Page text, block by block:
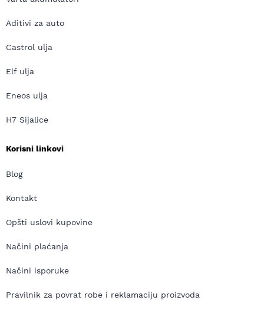
Aditivi za auto
Castrol ulja
Elf ulja
Eneos ulja
H7 Sijalice
Korisni linkovi
Blog
Kontakt
Opšti uslovi kupovine
Načini plaćanja
Načini isporuke
Pravilnik za povrat robe i reklamaciju proizvoda